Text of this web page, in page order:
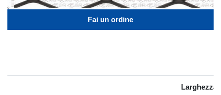
Fai un ordine
Larghezza